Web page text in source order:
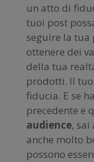
un atto di
tuoi post
seguire la
ottenere dei
della tua
prodotti. Il
fiducia. E se
precedente e
audience, sai
anche molto
possono